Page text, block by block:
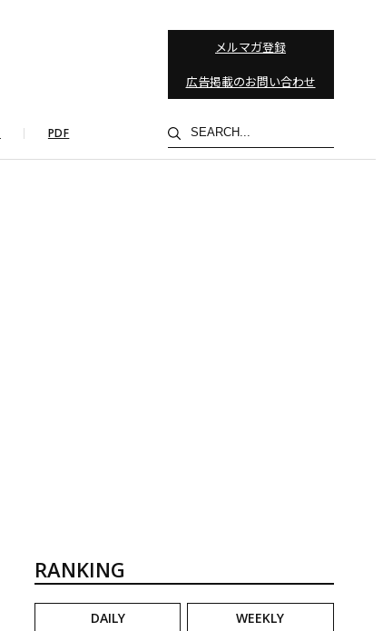
メルマガ登録
広告掲載のお問い合わせ
PDF
検
索
RANKING
DAILY WEEKLY